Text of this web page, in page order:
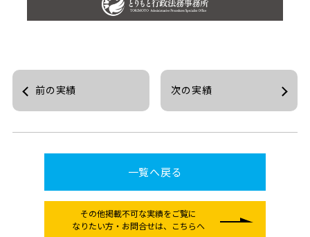
前の実績 次の実績
一覧へ戻る
その他掲載不可な実績をご覧に
なりたい方 ・お問合せは、こちらへ